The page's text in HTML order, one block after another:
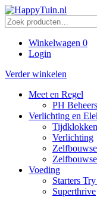
Zoeken
naar:
Winkelwagen 0
Login
Verder winkelen
Meet en Regel
PH
Verlichting en
Tijdklokken
Verlichting
Voeding
Starters
Superthrive